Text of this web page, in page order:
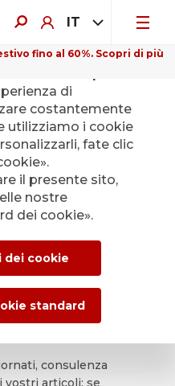
IT
fino al 60%. Scopri di più
di
le
consulenza
vostri articoli: se
di
costantemente
utilizziamo i cookie
fate clic
il presente sito,
nostre
dei cookie».
dei cookie
standard